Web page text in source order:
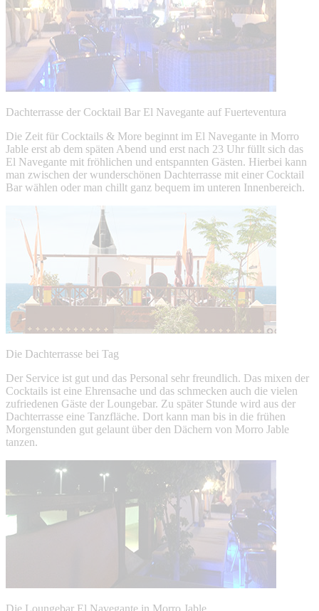
Dachterrasse der Cocktail Bar El Navegante auf Fuerteventura
Die Zeit für Cocktails & More beginnt im El Navegante in Morro
Jable erst ab dem späten Abend und erst nach 23 Uhr füllt sich das
El Navegante mit fröhlichen und entspannten Gästen. Hierbei kann
man zwischen der wunderschönen Dachterrasse mit einer Cocktail
Bar wählen oder man chillt ganz bequem im unteren Innenbereich.
Die Dachterrasse bei Tag
Der Service ist gut und das Personal sehr freundlich. Das mixen der
Cocktails ist eine Ehrensache und das schmecken auch die vielen
zufriedenen Gäste der Loungebar. Zu später Stunde wird aus der
Dachterrasse eine Tanzfläche. Dort kann man bis in die frühen
Morgenstunden gut gelaunt über den Dächern von Morro Jable
tanzen.
Die Loungebar El Navegante in Morro Jable